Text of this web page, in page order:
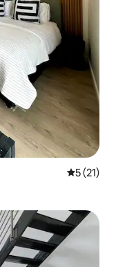
5 de uma
5 (21)